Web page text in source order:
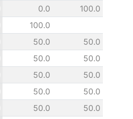
0.0
100.0
100.0
50.0
50.0
50.0
50.0
50.0
50.0
50.0
50.0
50.0
50.0